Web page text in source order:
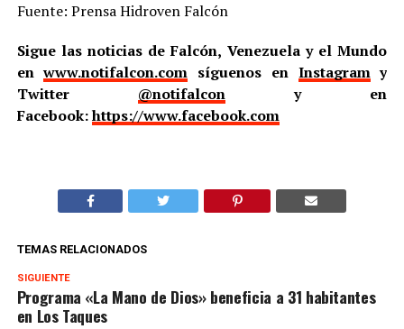
Fuente: Prensa Hidroven Falcón
Sigue las noticias de Falcón, Venezuela y el Mundo
enwww.notifalcon.com síguenos en Instagramy
Twitter @notifalcony en
Facebook:https://www.facebook.com
TEMAS RELACIONADOS
SIGUIENTE
Programa «La Mano de Dios» beneficia a 31 habitantes
en Los Taques